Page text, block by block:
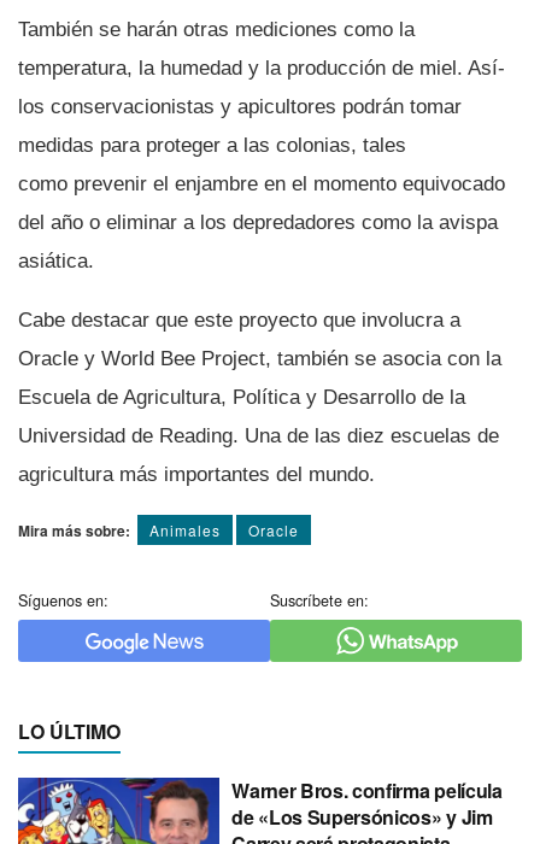
También se harán otras mediciones como la
temperatura, la humedad y la producción de miel. Así­
los conservacionistas y apicultores podrán tomar
medidas para proteger a las colonias, tales
como prevenir el enjambre en el momento equivocado
del año o eliminar a los depredadores como la avispa
asiática.
Cabe destacar que este proyecto que involucra a
Oracle y World Bee Project, también se asocia con la
Escuela de Agricultura, Polí­tica y Desarrollo de la
Universidad de Reading. Una de las diez escuelas de
agricultura más importantes del mundo.
Mira más sobre: Animales Oracle
Síguenos en: Suscríbete en:
LO ÚLTIMO
Warner Bros. confirma película
de «Los Supersónicos» y Jim